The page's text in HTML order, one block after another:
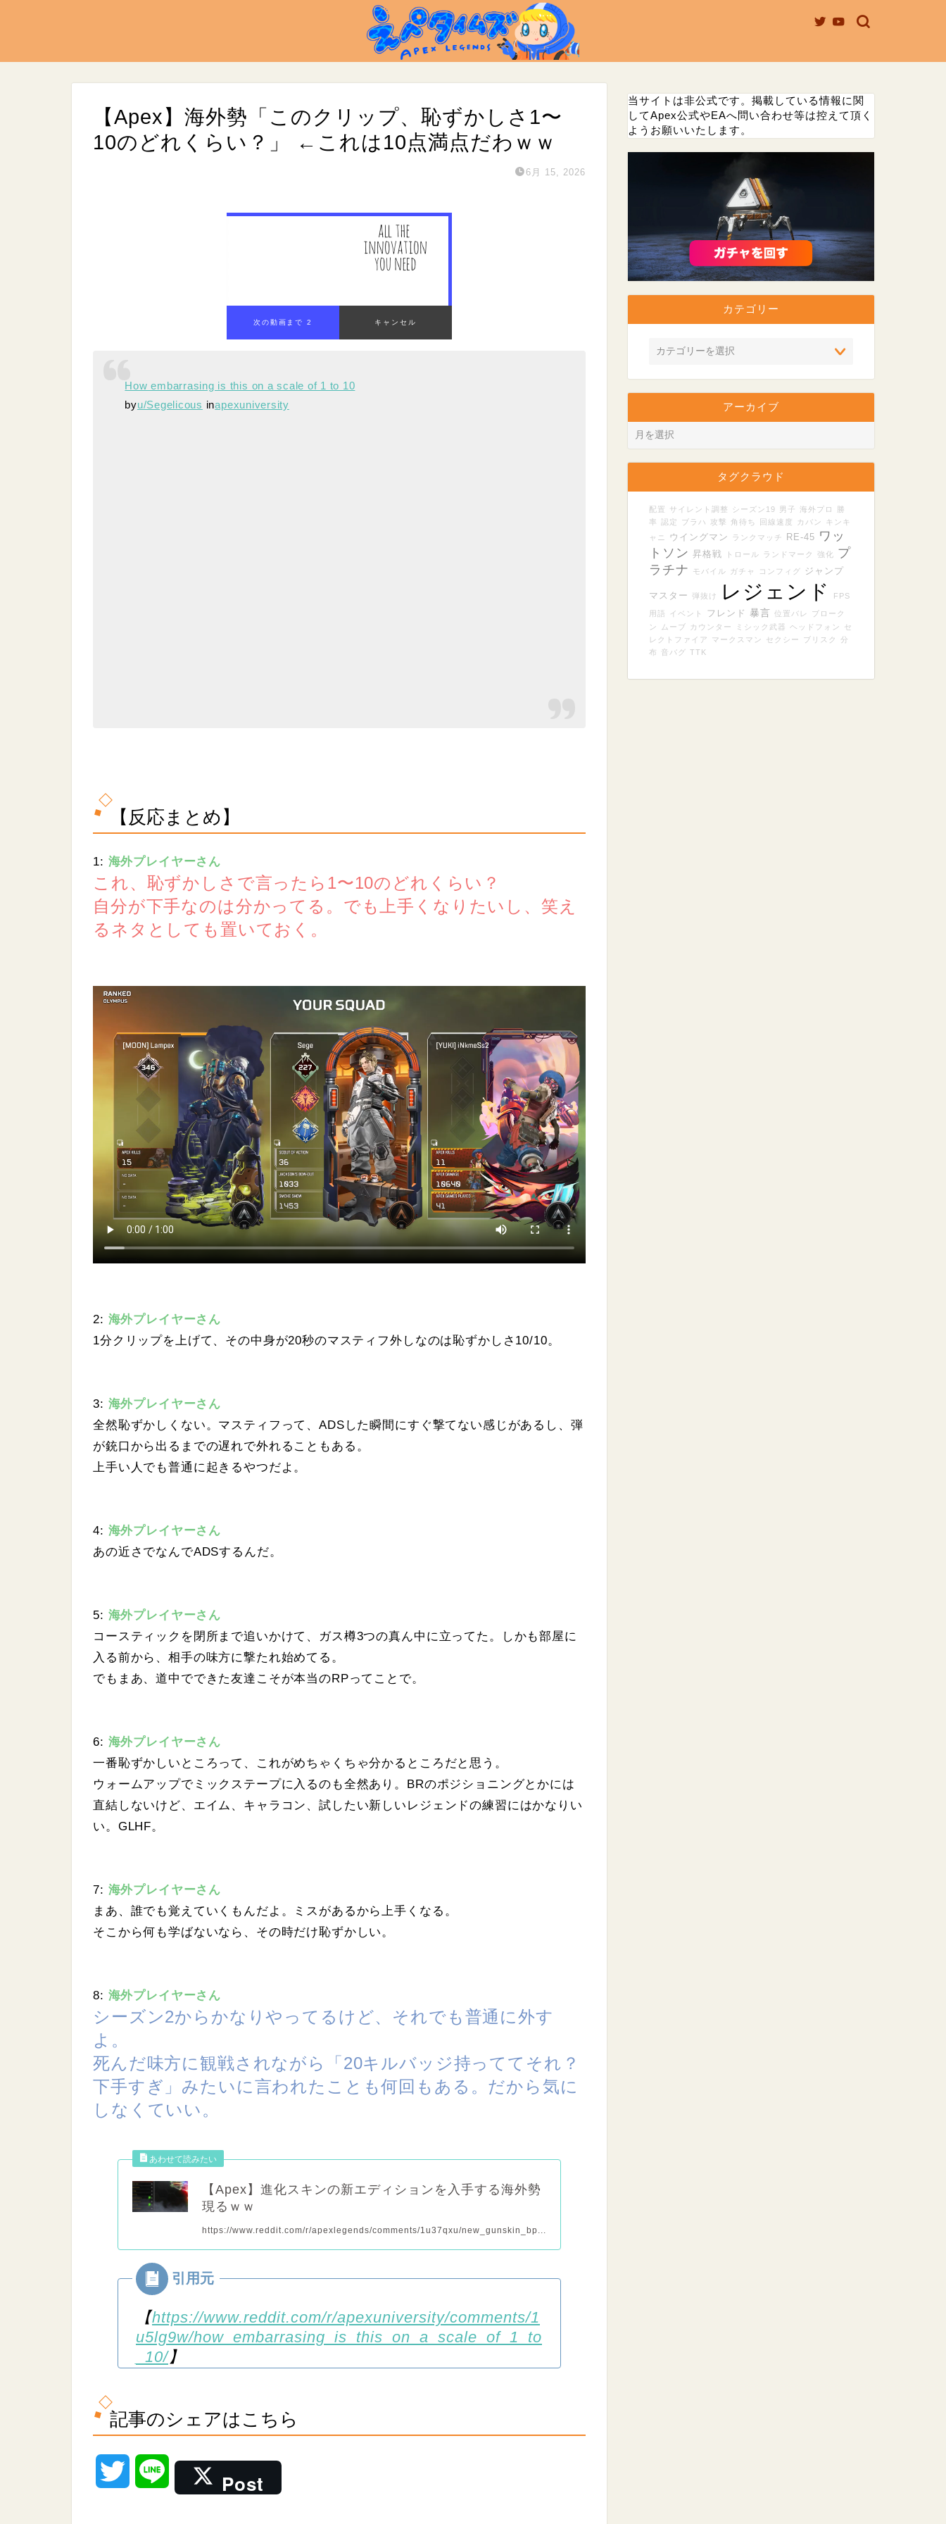
【Apex】海外勢「このクリップ、恥ずかしさ1〜
10のどれくらい？」 ←これは10点満点だわｗｗ
6月 15, 2026
次の動画まで 1 キャンセル
How embarrasing is this on a scale of 1 to 10
byu/Segelicous inapexuniversity
【反応まとめ】
1: 海外プレイヤーさん
これ、恥ずかしさで言ったら1〜10のどれくらい？
自分が下手なのは分かってる。でも上手くなりたいし、笑え
るネタとしても置いておく。
2: 海外プレイヤーさん
1分クリップを上げて、その中身が20秒のマスティフ外しなのは恥ずかしさ10/10。
3: 海外プレイヤーさん
全然恥ずかしくない。マスティフって、ADSした瞬間にすぐ撃てない感じがあるし、弾
が銃口から出るまでの遅れで外れることもある。
上手い人でも普通に起きるやつだよ。
4: 海外プレイヤーさん
あの近さでなんでADSするんだ。
5: 海外プレイヤーさん
コースティックを閉所まで追いかけて、ガス樽3つの真ん中に立ってた。しかも部屋に
入る前から、相手の味方に撃たれ始めてる。
でもまあ、道中でできた友達こそが本当のRPってことで。
6: 海外プレイヤーさん
一番恥ずかしいところって、これがめちゃくちゃ分かるところだと思う。
ウォームアップでミックステープに入るのも全然あり。BRのポジショニングとかには
直結しないけど、エイム、キャラコン、試したい新しいレジェンドの練習にはかなりい
い。GLHF。
7: 海外プレイヤーさん
まあ、誰でも覚えていくもんだよ。ミスがあるから上手くなる。
そこから何も学ばないなら、その時だけ恥ずかしい。
8: 海外プレイヤーさん
シーズン2からかなりやってるけど、それでも普通に外す
よ。
死んだ味方に観戦されながら「20キルバッジ持っててそれ？
下手すぎ」みたいに言われたことも何回もある。だから気に
しなくていい。
【Apex】進化スキンの新エディションを入手する海外勢
現るｗｗ
https://www.reddit.com/r/apexlegends/comments/1u37qxu/new_gunskin_bp...
【https://www.reddit.com/r/apexuniversity/comments/1
u5lg9w/how_embarrasing_is_this_on_a_scale_of_1_to
_10/】
記事のシェアはこちら
Post
当サイトは非公式です。掲載している情報に関
してApex公式やEAへ問い合わせ等は控えて頂く
ようお願いいたします。
カテゴリー
アーカイブ
タグクラウド
配置 サイレント調整 シーズン19 男子 海外プロ
勝
率 認定 ブラハ 攻撃 角待ち 回線速度 カバン
キンキ
ャニ
ウイングマン ランクマッチ RE-45 ワッ
トソン 昇格戦 トロール ランドマーク 強化 プ
ラチナ
モバイル ガチャ コンフィグ ジャンプ
マスター 弾抜け レジェンド FPS
用語 イベント フレンド 暴言 位置バレ
ブローク
ン
ムーブ カウンター ミシック武器 ヘッドフォン
セ
レクトファイア
マークスマン セクシー ブリスク
分
布
音バグ TTK